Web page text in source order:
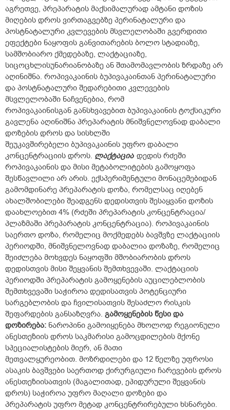
აგრეთვე, პრეპარატის მაქსიმალურად ამტანი დოზის
მიღების დროს ვირთაგვებზე პერინატალური და
პოსტნატალური კვლევების მსვლელობაში გვერდითი
ეფექტები ნაყოფის განვითარების ბოლო სტადიაზე,
სამშობიარო ქმედებაზე, ლაქტაციაზე,
სიცოცხლისუნარიანობაზე ან შთამომავლობის ზრდაზე არ
აღინიშნა. როპივაკაინის ბუპივაკაინთან პერინატალური
და პოსტნატალური შედარებითი კვლევების
მსვლელობაში ნაჩვენებია, რომ
როპივაკაინისგან განსხვავებით ბუპივაკაინის ტოქსიკური
გავლენა აღინიშნა პრეპარატის მნიშვნელოვნად დაბალი
დოზების დროს და სისხლში
შეუკავშირებელი ბუპივაკაინის უფრო დაბალი
კონცენტრაციის დროს. ლაქტაცია დედის რძეში
როპივაკაინის და მისი მეტაბოლიტების გამოყოფა
შესწავლილი არ არის. ექსპერიმენტული მონაცემებიდან
გამომდინარე პრეპარატის დოზა, რომელსაც იღებენ
ახალშობილები შეადგენს დედისთვის შესაყვანი დოზის
დაახლოებით 4% (რძეში პრეპარატის კონცენტრაცია/
პლაზმაში პრეპარატის კონცენტრაცია). როპივაკაინის
საერთო დოზა, რომელიც მოქმედებს ბავშვზე ლაქტაციის
პერიოდში, მნიშვნელოვნად დაბალია დოზაზე, რომელიც
შეიძლება მოხვდეს ნაყოფში მშობიარობის დროს
დედისთვის მისი შეყვანის შემთხვევაში. ლაქტაციის
პერიოდში პრეპარატის გამოყენების აუცილებლობის
შემთხვევაში საჭიროა დედისათვის პოტენციური
სარგებლობის და ჩვილისათვის შესაძლო რისკის
შეფარდების განსაზღვრა. გამოყენების წესი და
დოზირება: ნაროპინი გამოიყენება მხოლოდ რეგიონული
ანესთეზიის დროს საკმარისი გამოცდილების მქონე
სპეციალისტების მიერ, ან მათი
მეთვალყურეობით. მოზრდილები და 12 წელზე უფროსი
ასაკის ბავშვები საერთოდ ქირურგიული ჩარევების დროს
ანესთეზიისათვის (მაგალითად, ეპიდურული შეყვანის
დროს) საჭიროა უფრო მაღალი დოზები და
პრეპარატის უფრო მეტად კონცენტრირებული ხსნარები.